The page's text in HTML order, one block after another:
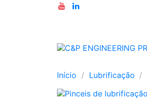
Início Lubrificação